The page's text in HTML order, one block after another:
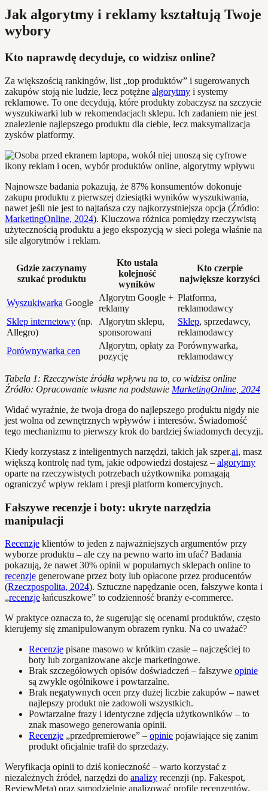
Jak algorytmy i reklamy kształtują Twoje
wybory
Kto naprawdę decyduje, co widzisz online?
Za większością rankingów, list „top produktów” i sugerowanych
zakupów stoją nie ludzie, lecz potężne algorytmy i systemy
reklamowe. To one decydują, które produkty zobaczysz na szczycie
wyszukiwarki lub w rekomendacjach sklepu. Ich zadaniem nie jest
znalezienie najlepszego produktu dla ciebie, lecz maksymalizacja
zysków platformy.
Najnowsze badania pokazują, że 87% konsumentów dokonuje
zakupu produktu z pierwszej dziesiątki wyników wyszukiwania,
nawet jeśli nie jest to najtańsza czy najkorzystniejsza opcja (Źródło:
MarketingOnline, 2024). Kluczowa różnica pomiędzy rzeczywistą
użytecznością produktu a jego ekspozycją w sieci polega właśnie na
sile algorytmów i reklam.
Gdzie zaczynamy
szukać produktu
Kto ustala
kolejność
wyników
Kto czerpie
największe korzyści
Wyszukiwarka Google
Algorytm Google +
reklamy
Platforma,
reklamodawcy
Sklep internetowy (np.
Allegro)
Algorytm sklepu,
sponsorowani
Sklep, sprzedawcy,
reklamodawcy
Porównywarka cen
Algorytm, opłaty za
pozycję
Porównywarka,
reklamodawcy
Tabela 1: Rzeczywiste źródła wpływu na to, co widzisz online
Źródło: Opracowanie własne na podstawie MarketingOnline, 2024
Widać wyraźnie, że twoja droga do najlepszego produktu nigdy nie
jest wolna od zewnętrznych wpływów i interesów. Świadomość
tego mechanizmu to pierwszy krok do bardziej świadomych decyzji.
Kiedy korzystasz z inteligentnych narzędzi, takich jak szper.ai, masz
większą kontrolę nad tym, jakie odpowiedzi dostajesz – algorytmy
oparte na rzeczywistych potrzebach użytkownika pomagają
ograniczyć wpływ reklam i presji platform komercyjnych.
Fałszywe recenzje i boty: ukryte narzędzia
manipulacji
Recenzje klientów to jeden z najważniejszych argumentów przy
wyborze produktu – ale czy na pewno warto im ufać? Badania
pokazują, że nawet 30% opinii w popularnych sklepach online to
recenzje generowane przez boty lub opłacone przez producentów
(Rzeczpospolita, 2024). Sztuczne napędzanie ocen, fałszywe konta i
„recenzje łańcuszkowe” to codzienność branży e-commerce.
W praktyce oznacza to, że sugerując się ocenami produktów, często
kierujemy się zmanipulowanym obrazem rynku. Na co uważać?
Recenzje pisane masowo w krótkim czasie – najczęściej to
boty lub zorganizowane akcje marketingowe.
Brak szczegółowych opisów doświadczeń – fałszywe opinie
są zwykle ogólnikowe i powtarzalne.
Brak negatywnych ocen przy dużej liczbie zakupów – nawet
najlepszy produkt nie zadowoli wszystkich.
Powtarzalne frazy i identyczne zdjęcia użytkowników – to
znak masowego generowania opinii.
Recenzje „przedpremierowe” – opinie pojawiające się zanim
produkt oficjalnie trafił do sprzedaży.
Weryfikacja opinii to dziś konieczność – warto korzystać z
niezależnych źródeł, narzędzi do analizy recenzji (np. Fakespot,
ReviewMeta) oraz samodzielnie analizować profile recenzentów.